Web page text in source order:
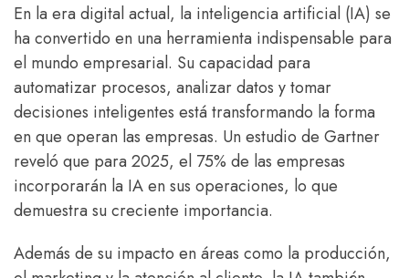
En la era digital actual, la inteligencia artificial (IA) se
ha convertido en una herramienta indispensable para
el mundo empresarial. Su capacidad para
automatizar procesos, analizar datos y tomar
decisiones inteligentes está transformando la forma
en que operan las empresas. Un estudio de Gartner
reveló que para 2025, el 75% de las empresas
incorporarán la IA en sus operaciones, lo que
demuestra su creciente importancia.
Además de su impacto en áreas como la producción,